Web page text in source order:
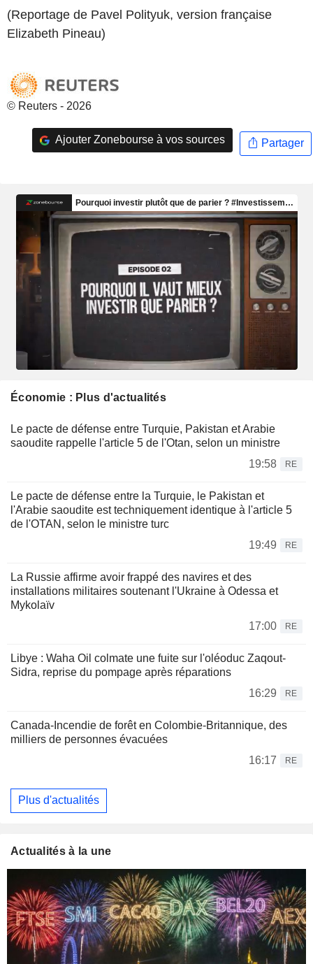
(Reportage de Pavel Polityuk, version française
Elizabeth Pineau)
© Reuters - 2026
Ajouter Zonebourse à vos sources Partager
Économie : Plus d'actualités
Le pacte de défense entre Turquie, Pakistan et Arabie
saoudite rappelle l'article 5 de l'Otan, selon un ministre
19:58
RE
Le pacte de défense entre la Turquie, le Pakistan et
l'Arabie saoudite est techniquement identique à l'article 5
de l'OTAN, selon le ministre turc
19:49
RE
La Russie affirme avoir frappé des navires et des
installations militaires soutenant l'Ukraine à Odessa et
Mykolaïv
17:00
RE
Libye : Waha Oil colmate une fuite sur l'oléoduc Zaqout-
Sidra, reprise du pompage après réparations
16:29
RE
Canada-Incendie de forêt en Colombie-Britannique, des
milliers de personnes évacuées
16:17
RE
Plus d'actualités
Actualités à la une